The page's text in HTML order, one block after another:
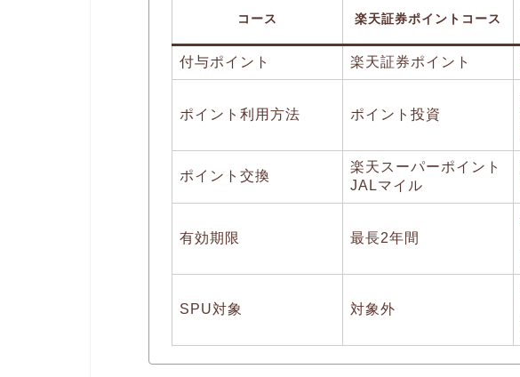
コース 楽天証券ポイントコース
付与ポイント 楽天証券ポイント
ポイント利用方法 ポイント投資
ポイント交換
楽天スーパーポイント
JALマイル
有効期限 最長2年間
SPU対象 対象外